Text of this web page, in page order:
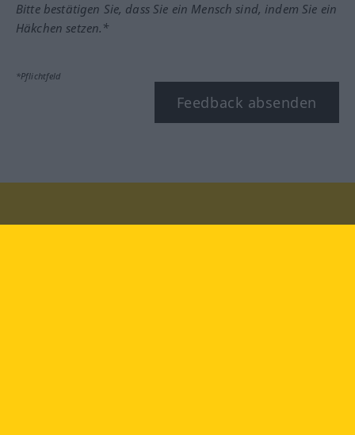
Bitte bestätigen Sie, dass Sie ein Mensch sind, indem Sie ein
Häkchen setzen.*
*Pflichtfeld
Feedback absenden
Besuchen Sie uns auf: